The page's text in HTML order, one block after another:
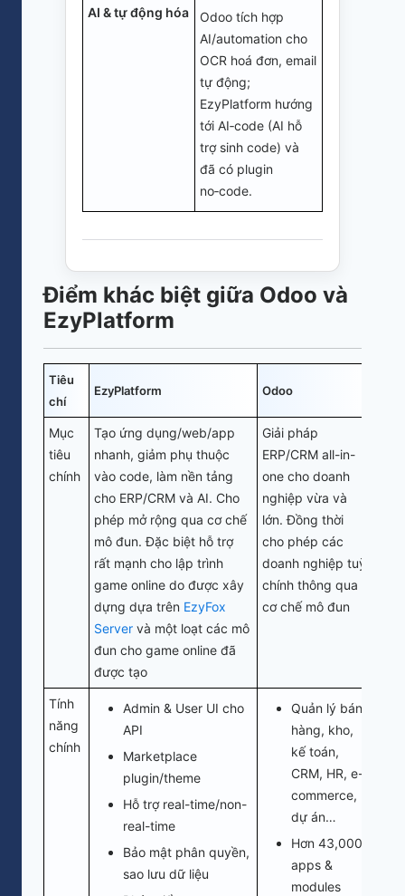
AI & tự động hóa
Odoo tích hợp
AI/automation cho
OCR hoá đơn, email
tự động;
EzyPlatform hướng
tới AI‑code (AI hỗ
trợ sinh code) và
đã có plugin
no‑code.
Điểm khác biệt giữa Odoo và
EzyPlatform
Tiêu
chí
EzyPlatform Odoo
Mục
tiêu
chính
Tạo ứng dụng/web/app
nhanh, giảm phụ thuộc
vào code, làm nền tảng
cho ERP/CRM và AI. Cho
phép mở rộng qua cơ chế
mô đun. Đặc biệt hỗ trợ
rất mạnh cho lập trình
game online do được xây
dựng dựa trên EzyFox
Server và một loạt các mô
đun cho game online đã
được tạo
Giải pháp
ERP/CRM all-in-
one cho doanh
nghiệp vừa và
lớn. Đồng thời
cho phép các
doanh nghiệp tuỳ
chính thông qua
cơ chế mô đun
Tính
năng
chính
Admin & User UI cho
API
Marketplace
plugin/theme
Hỗ trợ real-time/non-
real-time
Bảo mật phân quyền,
sao lưu dữ liệu
Quản lý bán
hàng, kho,
kế toán,
CRM, HR, e-
commerce,
dự án…
Hơn 43,000
apps &
modules